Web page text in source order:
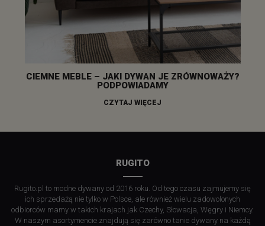
CIEMNE MEBLE – JAKI DYWAN JE ZRÓWNOWAŻY?
PODPOWIADAMY
CZYTAJ WIĘCEJ
RUGITO
Rugito.pl to modne dywany od 2016 roku. Od tego czasu zajmujemy się
ich sprzedażą nie tylko w Polsce, ale również wielu zadowolonych
odbiorców mamy w takich krajach jak Czechy, Słowacja, Węgry i Niemcy.
W naszym asortymencie znajdują się zarówno tanie dywany na każdą